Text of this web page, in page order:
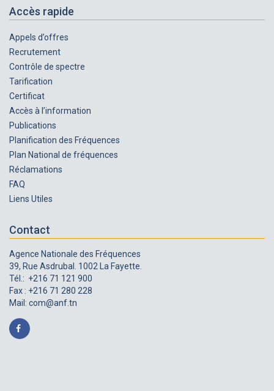
Accès rapide
Appels d’offres
Recrutement
Contrôle de spectre
Tarification
Certificat
Accès à l’information
Publications
Planification des Fréquences
Plan National de fréquences
Réclamations
FAQ
Liens Utiles
Contact
Agence Nationale des Fréquences
39, Rue Asdrubal. 1002 La Fayette.
Tél.: +216 71 121 900
Fax : +216 71 280 228
Mail: com@anf.tn